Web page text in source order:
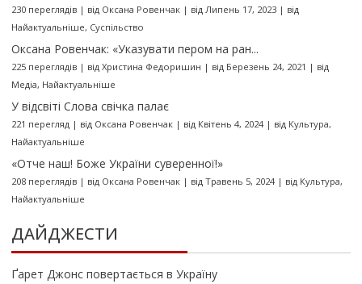
230 переглядів| від Оксана Ровенчак| від Липень 17, 2023| від
Найактуальніше, Суспільство
Оксана Ровенчак: «Указувати пером на ран...
225 переглядів| від Христина Федоришин | від Березень 24, 2021 | від
Медіа, Найактуальніше
У відсвіті Слова свічка палає
221 перегляд | від Оксана Ровенчак| від Квітень 4, 2024| від Культура,
Найактуальніше
«Отче наш! Боже України суверенної!»
208 переглядів| від Оксана Ровенчак| від Травень 5, 2024| від Культура,
Найактуальніше
ДАЙДЖЕСТИ
Ґарет Джонс повертається в Україну